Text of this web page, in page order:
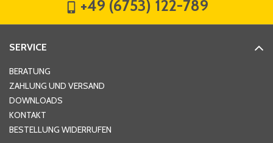
Hausnummer
+49 (6753) 122-789
SERVICE
BERATUNG
ZAHLUNG UND VERSAND
DOWNLOADS
KONTAKT
BESTELLUNG WIDERRUFEN